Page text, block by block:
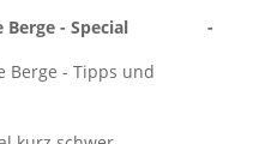
- Special
-
Berge - Tipps und